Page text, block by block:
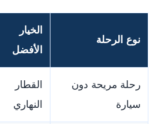
نوع الرحلة
الخيار
الأفضل
رحلة مريحة دون
سيارة
القطار
النهاري